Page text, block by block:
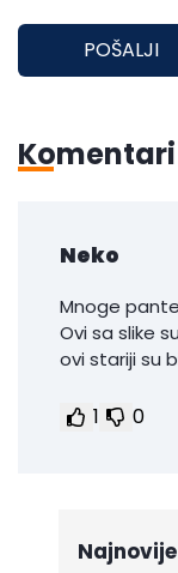
POŠALJI
Neko
Mnoge
Ovi sa slike
ovi stariji su
1 0
Najnovije